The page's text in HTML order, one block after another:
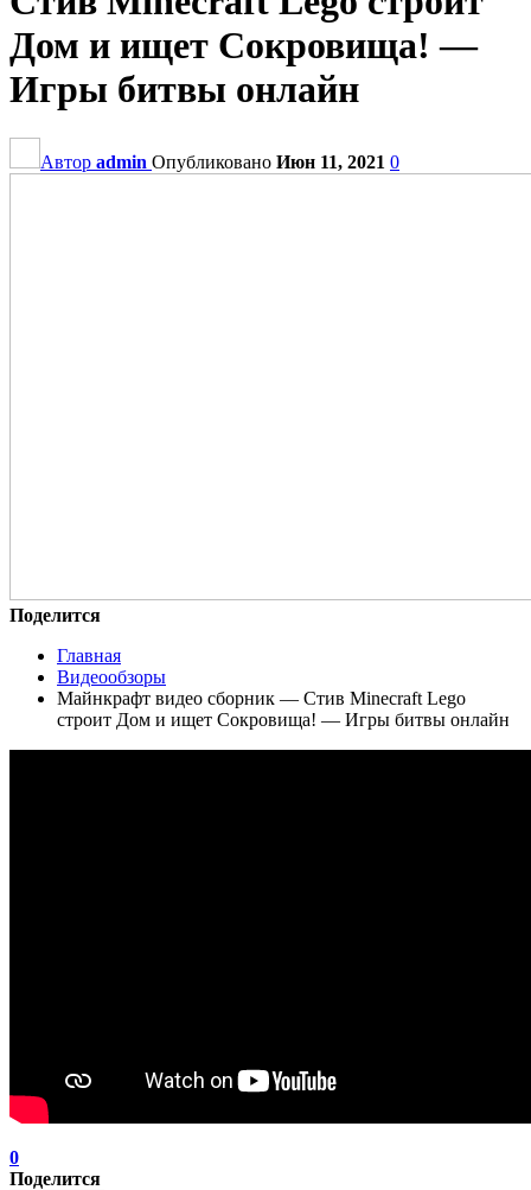
Дом и ищет Сокровища! —
Игры битвы онлайн
Автор admin Опубликовано Июн 11, 2021 0
Поделится
Главная
Видеообзоры
Майнкрафт видео сборник — Стив Minecraft Lego
строит Дом и ищет Сокровища! — Игры битвы онлайн
0
Поделится